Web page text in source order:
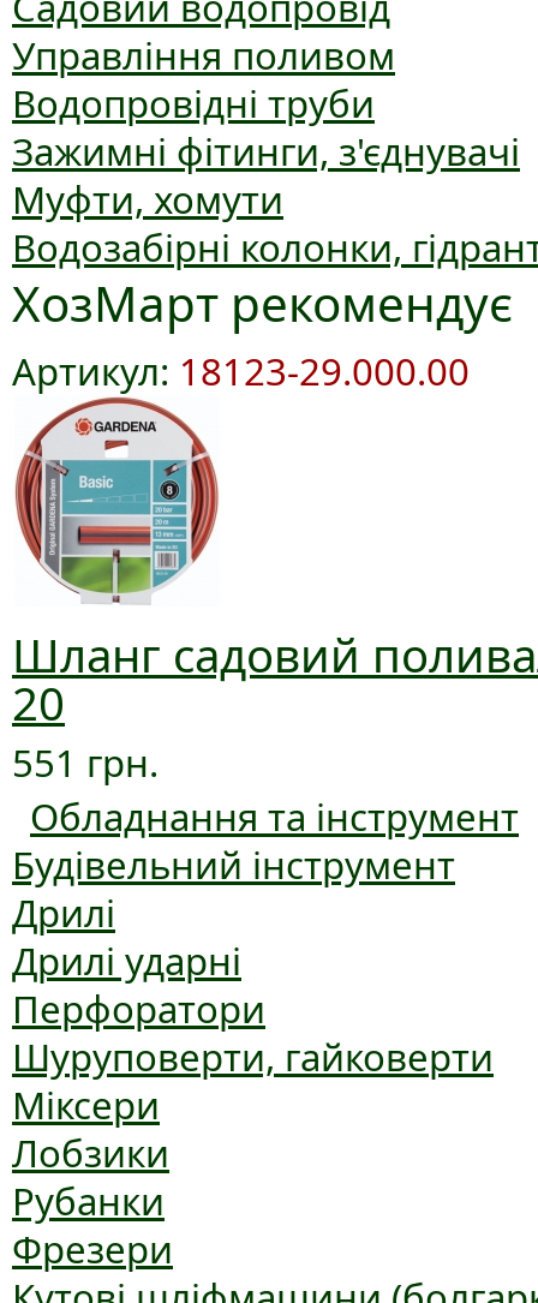
Управління поливом
Водопровідні труби
Зажимні фітинги, з'єднувачі
Муфти, хомути
Водозабірні колонки,
ХозМарт рекомендує
Артикул: 18123-29.000.00
Шланг садовий
20
551 грн.
Обладнання та інструмент
Будівельний інструмент
Дрилі
Дрилі ударні
Перфоратори
Шуруповерти, гайковерти
Міксери
Лобзики
Рубанки
Фрезери